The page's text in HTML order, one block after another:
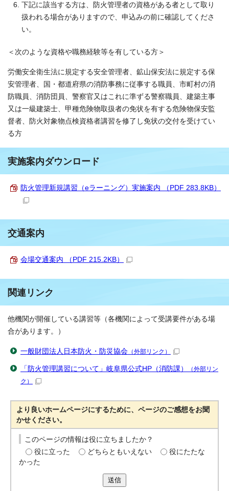
下記に該当する方は、防火管理者の資格がある者として取り
扱われる場合がありますので、申込みの前に確認してくださ
い。
＜次のような資格や職務経験等を有している方＞
労働安全衛生法に規定する安全管理者、鉱山保安法に規定する保
安管理者、国・都道府県の消防事務に従事する職員、市町村の消
防職員、消防団員、警察官又はこれに準ずる警察職員、建築主事
又は一級建築士、甲種危険物取扱者の免状を有する危険物保安監
督者、防火対象物点検資格者講習を修了し免状の交付を受けてい
る方
実施案内ダウンロード
防火管理新規講習（eラーニング）実施案内 （PDF 283.8KB）
交通案内
会場交通案内 （PDF 215.2KB）
関連リンク
他機関が開催している講習等（各機関によって受講要件がある場
合があります。）
一般財団法人日本防火・防災協会 （外部リンク）
「防火管理講習について」岐阜県公式HP（消防課）
（外部リン
ク）
より良いホームページにするために、ページのご感想をお聞
かせください。
このページの情報は役に立ちましたか？
役に立った
どちらともいえない
役にたたな
かった
送信